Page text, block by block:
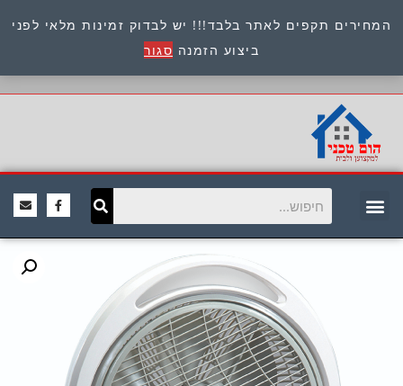
המחירים תקפים לאתר בלבד!!! יש לבדוק זמינות מלאי לפני
ביצוע הזמנה סגור
כתובת : היוזמים 9 אור יהודה שירות לקוחות 054-
8945722